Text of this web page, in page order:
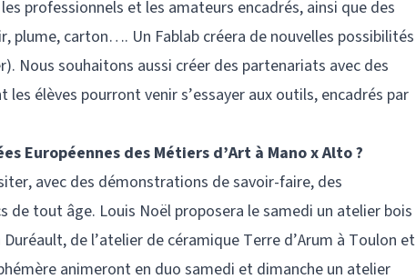
professionnels et les amateurs encadrés, ainsi que des
plume, carton…. Un Fablab créera de nouvelles possibilités
Nous souhaitons aussi créer des partenariats avec des
élèves pourront venir s’essayer aux outils, encadrés par
Européennes des Métiers d’Art à Mano x Alto ?
avec des démonstrations de savoir-faire, des
tout âge. Louis Noël proposera le samedi un atelier bois
de l’atelier de céramique Terre d’Arum à Toulon et
animeront en duo samedi et dimanche un atelier